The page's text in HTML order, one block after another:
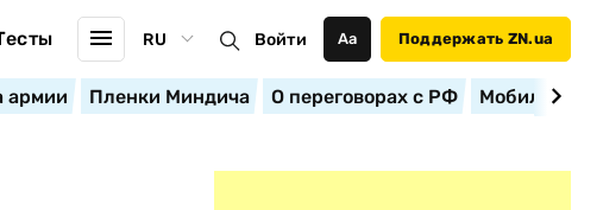
RU Войти Аа Поддержать ZN.ua
армии Пленки Миндича О переговорах с РФ